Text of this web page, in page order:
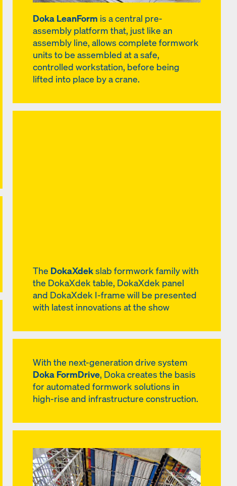
Doka LeanForm is a central pre-
assembly platform that, just like an
assembly line, allows complete formwork
units to be assembled at a safe,
controlled workstation, before being
lifted into place by a crane.
The DokaXdekslab formwork family with
the DokaXdek table, DokaXdek panel
and DokaXdek I-frame will be presented
with latest innovations at the show
With the next-generation drive system
Doka FormDrive, Doka creates the basis
for automated formwork solutions in
high-rise and infrastructure construction.